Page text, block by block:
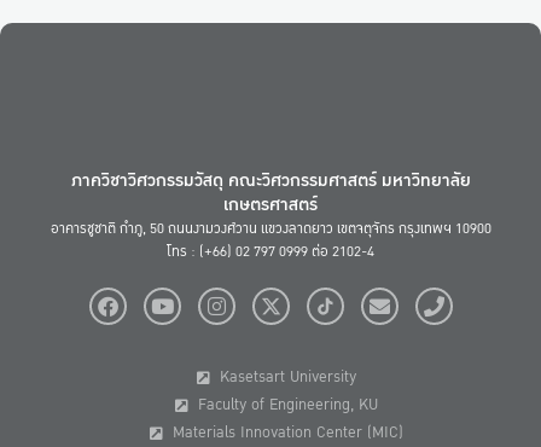
ภาควิชาวิศวกรรมวัสดุ คณะวิศวกรรมศาสตร์ มหาวิทยาลัย
เกษตรศาสตร์
อาคารชูชาติ กำภู, 50 ถนนงามวงศ์วาน แขวงลาดยาว เขตจตุจักร กรุงเทพฯ 10900
โทร : (+66) 02 797 0999 ต่อ 2102-4
Kasetsart University
Faculty of Engineering, KU
Materials Innovation Center (MIC)